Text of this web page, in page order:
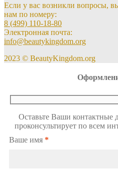
Если у вас возникли вопросы,
нам по номеру:
8 (499) 110-18-80
Электронная почта:
info@beautykingdom.org
2023 © BeautyKingdom.org
Оставьте Ваши контактные
проконсультирует по всем
Ваше имя *